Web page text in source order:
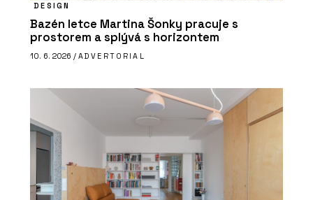
DESIGN
Bazén letce Martina Šonky pracuje s
prostorem a splývá s horizontem
10. 6. 2026 / ADVERTORIAL